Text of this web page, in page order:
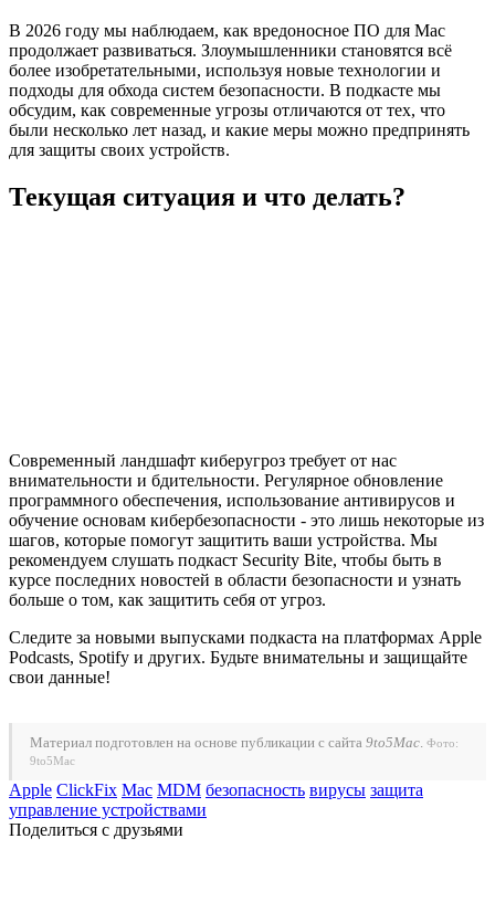
В 2026 году мы наблюдаем, как вредоносное ПО для Mac
продолжает развиваться. Злоумышленники становятся всё
более изобретательными, используя новые технологии и
подходы для обхода систем безопасности. В подкасте мы
обсудим, как современные угрозы отличаются от тех, что
были несколько лет назад, и какие меры можно предпринять
для защиты своих устройств.
Текущая ситуация и что делать?
Современный ландшафт киберугроз требует от нас
внимательности и бдительности. Регулярное обновление
программного обеспечения, использование антивирусов и
обучение основам кибербезопасности - это лишь некоторые из
шагов, которые помогут защитить ваши устройства. Мы
рекомендуем слушать подкаст Security Bite, чтобы быть в
курсе последних новостей в области безопасности и узнать
больше о том, как защитить себя от угроз.
Следите за новыми выпусками подкаста на платформах Apple
Podcasts, Spotify и других. Будьте внимательны и защищайте
свои данные!
Материал подготовлен на основе публикации с сайта 9to5Mac Фото:
9to5Mac
Apple ClickFix Mac MDM безопасность вирусы защита
управление устройствами
Поделиться с друзьями